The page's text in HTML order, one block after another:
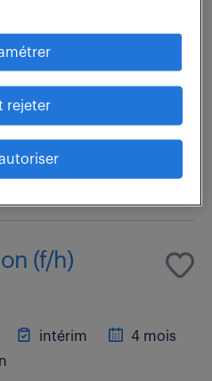
la gestion : Instruction
des dossiers, vérification
des offres, suivi
et...
(f/h)
intérim
4 mois
rejeter